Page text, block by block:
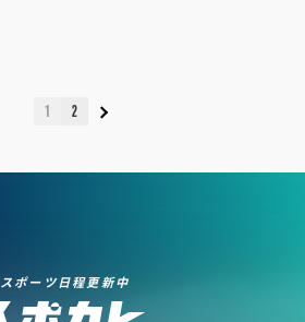
1 2
スポーツ日程更新中